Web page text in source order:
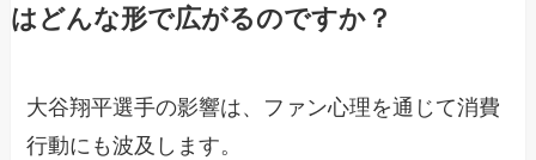
はどんな形で広がるのですか？
大谷翔平選手の影響は、ファン心理を通じて消費
行動にも波及します。